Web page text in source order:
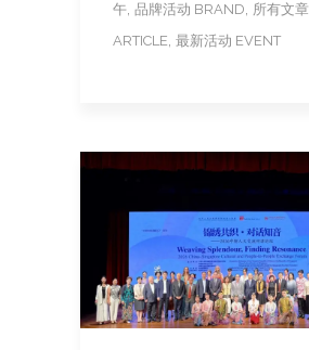
午 品牌活动 BRAND 所有文章
ARTICLE 最新活动 EVENT